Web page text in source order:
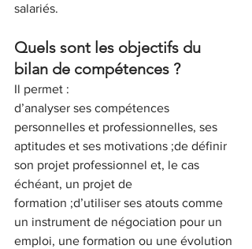
salariés.
Quels sont les objectifs du
bilan de compétences ?
Il permet :
d’analyser ses compétences
personnelles et professionnelles, ses
aptitudes et ses motivations ;de définir
son projet professionnel et, le cas
échéant, un projet de
formation ;d’utiliser ses atouts comme
un instrument de négociation pour un
emploi, une formation ou une évolution